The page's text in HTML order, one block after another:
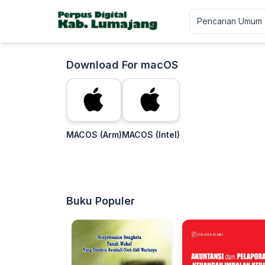
Download For macOS
MACOS (Arm)MACOS (Intel)
Buku Populer